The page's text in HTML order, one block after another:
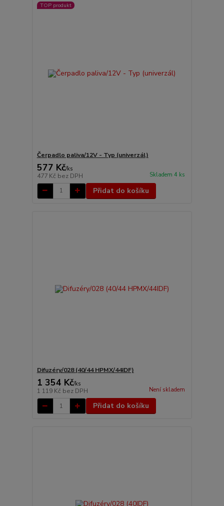
TOP produkt
Čerpadlo paliva/12V - Typ (univerzál)
577 Kč/ks
477 Kč bez DPH Skladem 4 ks
Přidat do košíku
Difuzéry/028 (40/44 HPMX/44IDF)
1 354 Kč/ks
1 119 Kč bez DPH Není skladem
Přidat do košíku